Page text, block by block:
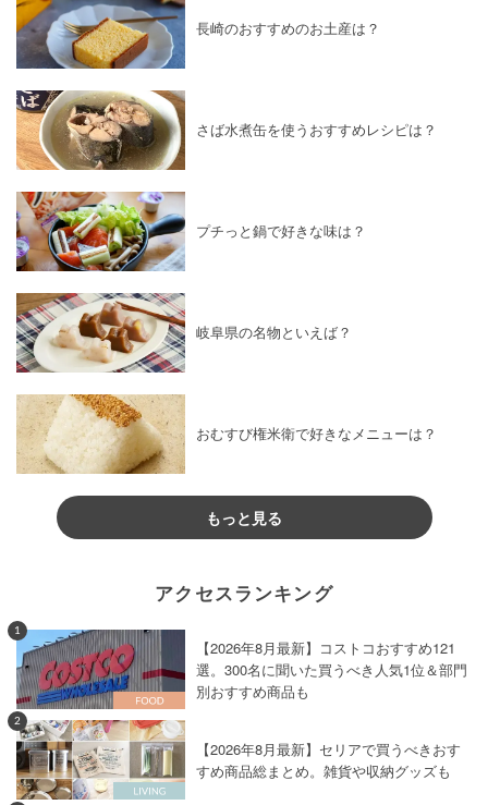
長崎のおすすめのお土産は？
さば水煮缶を使うおすすめレシピは？
プチっと鍋で好きな味は？
岐阜県の名物といえば？
おむすび権米衛で好きなメニューは？
もっと見る
アクセスランキング
1
【2026年8月最新】コストコおすすめ121
選。300名に聞いた買うべき人気1位＆部門
別おすすめ商品も
2
【2026年8月最新】セリアで買うべきおす
すめ商品総まとめ。雑貨や収納グッズも